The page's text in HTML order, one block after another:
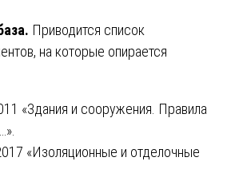
Приводится список
на которые опирается
«Здания и сооружения. Правила
«Изоляционные и отделочные